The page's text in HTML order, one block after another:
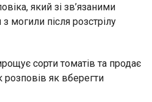
який зі зв’язаними
могили після розстрілу
сорти томатів та продає
розповів як вберегти